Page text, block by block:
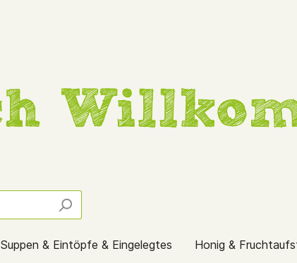
Suppen & Eintöpfe & Eingelegtes Honig &